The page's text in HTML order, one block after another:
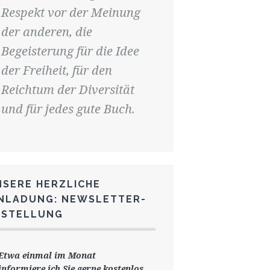
Respekt vor der Meinung
der anderen, die
Begeisterung für die Idee
der Freiheit, für den
Reichtum der Diversität
und für jedes gute Buch.
HERZLICHE
NEWSLETTER-
einmal im Monat